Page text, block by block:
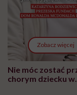
Zobacz więcej
Nie móc zostać
chorym dziecku w